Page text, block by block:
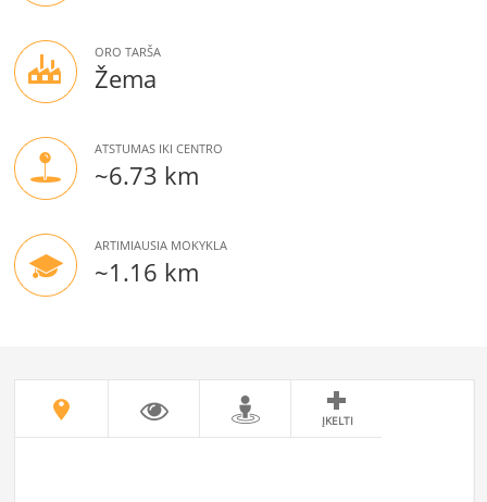
ORO TARŠA
Žema
ATSTUMAS IKI CENTRO
~6.73 km
ARTIMIAUSIA MOKYKLA
~1.16 km
ĮKELTI